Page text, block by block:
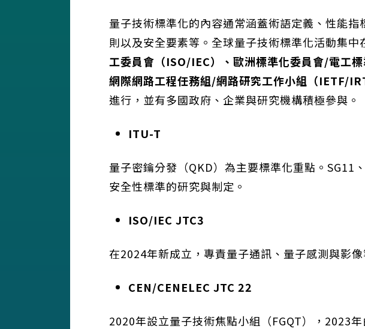
量子技術標準化的內容通常涵蓋術語定義、性能
則以及安全要素等。全球量子技術標準化活動集中
工委員會（ISO/IEC）、歐洲標準化委員會/電工
網際網路工程任務組/網路研究工作小組（IETF/
進行，並有多國政府、企業與研究機構積極參與。
ITU-T
量子密鑰分發（QKD）為主要標準化重點。SG11
安全性標準的研究與制定。
ISO/IEC JTC3
在2024年新成立，專責量子通訊、量子感測與影像
CEN/CENELEC JTC 22
2020年設立量子技術焦點小組（FGQT），2023